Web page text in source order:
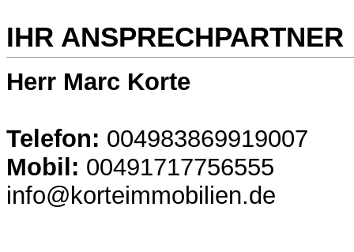
IHR ANSPRECHPARTNER
Herr Marc Korte
Telefon: 004983869919007
Mobil: 00491717756555
info@korteimmobilien.de